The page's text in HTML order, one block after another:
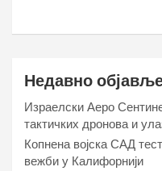
Недавно
Израелски Аеро
тактичких дронова и
Копнена војска САД
вежби у Калифорнији